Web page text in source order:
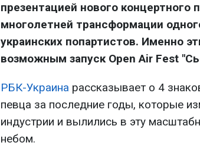
презентацией нового концертного
многолетней трансформации
украинских попартистов. Именно
возможным запуск Open Air Fest
РБК-Украина рассказывает о 4
певца за последние годы, которые
индустрии и вылились в эту
небом.